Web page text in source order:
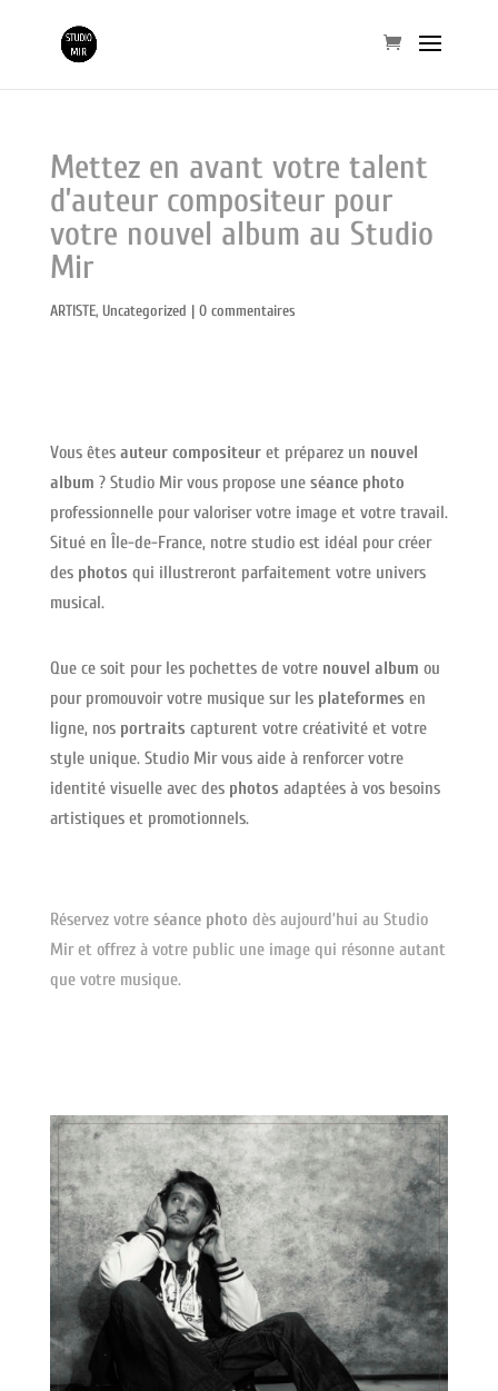
Mettez en avant votre talent
d’auteur compositeur pour
votre nouvel album au Studio
Mir
ARTISTE, Uncategorized | 0 commentaires
Vous êtes auteur compositeuret préparez un nouvel
album ? Studio Mir vous propose une séance photo
professionnelle pour valoriser votre image et votre travail.
Situé en Île-de-France, notre studio est idéal pour créer
des photos qui illustreront parfaitement votre univers
musical.
Que ce soit pour les pochettes de votre nouvel album ou
pour promouvoir votre musique sur les plateformes en
ligne, nos portraits capturent votre créativité et votre
style unique. Studio Mir vous aide à renforcer votre
identité visuelle avec des photos adaptées à vos besoins
artistiques et promotionnels.
Réservez votre séance photo dès aujourd’hui au Studio
Mir et offrez à votre public une image qui résonne autant
que votre musique.